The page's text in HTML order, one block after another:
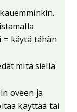
= käytä tähän
mitä siellä
oveen ja
käyttää tai